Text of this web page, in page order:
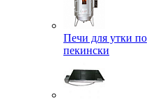
Печи для утки по
пекински